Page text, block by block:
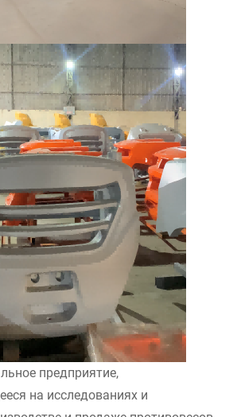
предприятие,
на исследованиях и